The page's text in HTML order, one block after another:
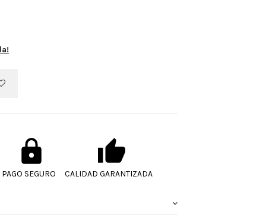
PAGO SEGURO CALIDAD GARANTIZADA